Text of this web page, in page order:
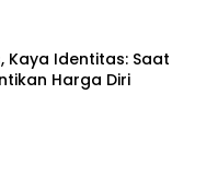
Kaya Identitas: Saat
Harga Diri